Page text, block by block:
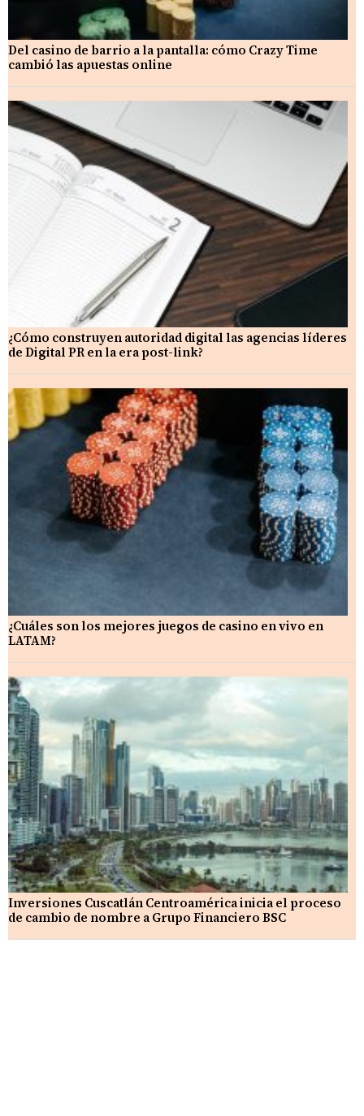
Del casino de barrio a la pantalla: cómo Crazy Time
cambió las apuestas online
¿Cómo construyen autoridad digital las agencias líderes
de Digital PR en la era post-link?
¿Cuáles son los mejores juegos de casino en vivo en
LATAM?
Inversiones Cuscatlán Centroamérica inicia el proceso
de cambio de nombre a Grupo Financiero BSC